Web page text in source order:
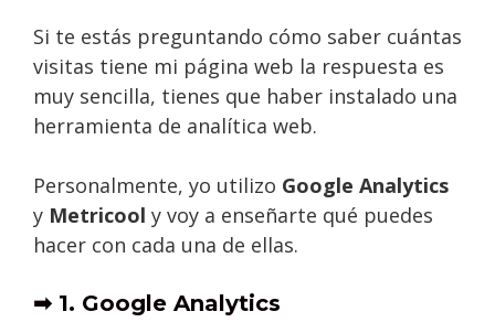
Si te estás preguntando cómo saber cuántas
visitas tiene mi página web la respuesta es
muy sencilla, tienes que haber instalado una
herramienta de analítica web.
Personalmente, yo utilizo Google Analytics
y Metricool y voy a enseñarte qué puedes
hacer con cada una de ellas.
➡ 1. Google Analytics